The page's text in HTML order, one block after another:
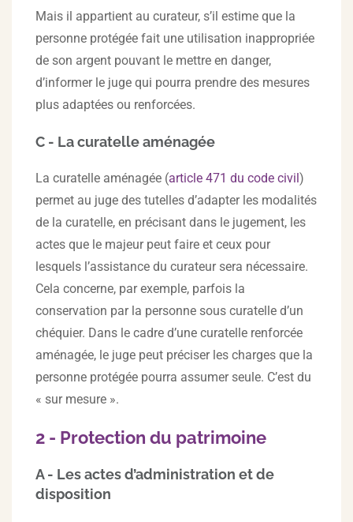
Mais il appartient au curateur, s’il estime que la
personne protégée fait une utilisation inappropriée
de son argent pouvant le mettre en danger,
d’informer le juge qui pourra prendre des mesures
plus adaptées ou renforcées.
C - La curatelle aménagée
La curatelle aménagée (article 471 du code civil)
permet au juge des tutelles d’adapter les modalités
de la curatelle, en précisant dans le jugement, les
actes que le majeur peut faire et ceux pour
lesquels l’assistance du curateur sera nécessaire.
Cela concerne, par exemple, parfois la
conservation par la personne sous curatelle d’un
chéquier. Dans le cadre d’une curatelle renforcée
aménagée, le juge peut préciser les charges que la
personne protégée pourra assumer seule. C’est du
« sur mesure ».
2 - Protection du patrimoine
A - Les actes d’administration et de
disposition